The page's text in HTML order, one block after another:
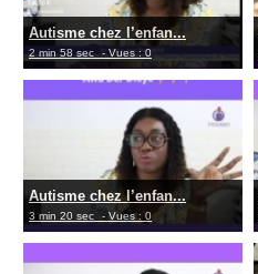
Autisme chez l’enfan...
2 min 58 sec - Vues : 0
Autisme chez l’enfan...
3 min 20 sec - Vues : 0